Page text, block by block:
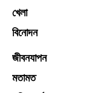
খেলা
বিনোদন
জীবনযাপন
মতামত